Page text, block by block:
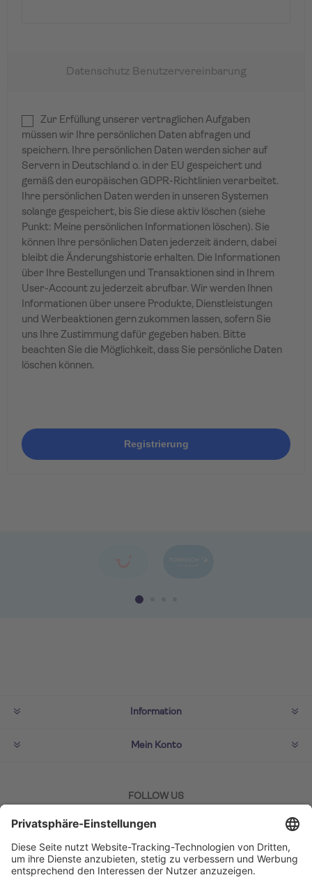
Datenschutz Benutzervereinbarung
Zur Erfüllung unserer vertraglichen Aufgaben
müssen wir Ihre persönlichen Daten abfragen und
speichern. Ihre persönlichen Daten werden sicher auf
Servern in Deutschland o. in der EU gespeichert und
gemäß den europäischen GDPR-Richtlinien verarbeitet.
Ihre persönlichen Daten werden in unseren Systemen
solange gespeichert, bis Sie diese aktiv löschen (siehe
Punkt: Meine persönlichen Informationen löschen). Sie
können Ihre persönlichen Daten jederzeit ändern, dabei
bleibt die Änderungshistorie erhalten. Die Informationen
über Ihre Bestellungen und Transaktionen sind in Ihrem
User-Account zu jederzeit abrufbar. Wir werden Ihnen
Informationen über unsere Produkte, Dienstleistungen
und Werbeaktionen gern zukommen lassen, sofern Sie
uns Ihre Zustimmung dafür gegeben haben. Bitte
beachten Sie die Möglichkeit, dass Sie persönliche Daten
löschen können.
Registrierung
Information
Mein Konto
FOLLOW US
ZAHLMETHODEN